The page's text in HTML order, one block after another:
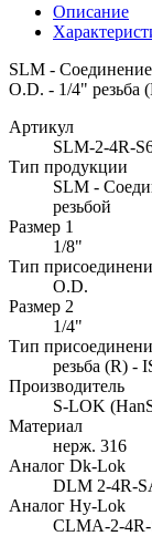
Описание
SLM -
O.D. - 1/4" резьба
Артикул
SLM-2-4R-
Тип продукции
SLM -
резьбой
Размер 1
1/8"
Тип
O.D.
Размер 2
1/4"
Тип
резьба (R) -
Производитель
S-LOK
Материал
нерж. 316
Аналог Dk-Lok
DLM 2-4R-
Аналог Hy-Lok
CLMA-2-4R-